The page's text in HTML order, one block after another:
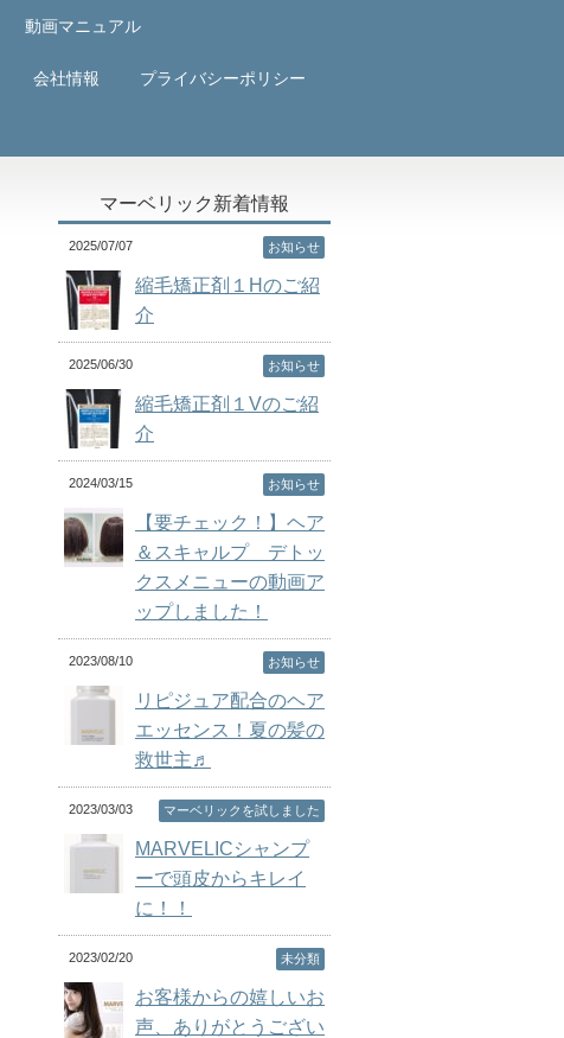
動画マニュアル
会社情報 プライバシーポリシー
マーベリック新着情報
2025/07/07 お知らせ
縮毛矯正剤１Hのご紹
介
2025/06/30 お知らせ
縮毛矯正剤１Vのご紹
介
2024/03/15 お知らせ
【要チェック！】ヘア
＆スキャルプ デトッ
クスメニューの動画ア
ップしました！
2023/08/10 お知らせ
リピジュア配合のヘア
エッセンス！夏の髪の
救世主♬
2023/03/03 マーベリックを試しました
MARVELICシャンプ
ーで頭皮からキレイ
に！！
2023/02/20 未分類
お客様からの嬉しいお
声、ありがとうござい